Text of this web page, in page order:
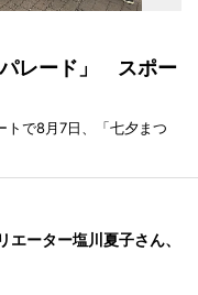
パレード」 スポー
トで8月7日、「七夕まつ
エーター塩川夏子さん、